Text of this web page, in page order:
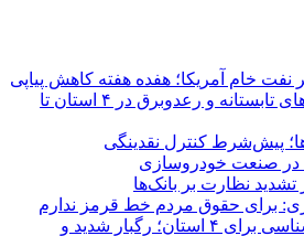
نفت خام آمریکا؛ هفده هفته کاهش پیاپی
هشدار تداوم بارش‌های تابستانه و رعدوبرق در ۴ استان تا
پیش‌شرط کنترل نقدینگی
در صنعت خودروسازی
نظارت بر بانک‌ها
برای حقوق مردم خط قرمز ندارم
هشدار نارنجی هواشناسی برای ۴ استان؛ رگبار شدید و